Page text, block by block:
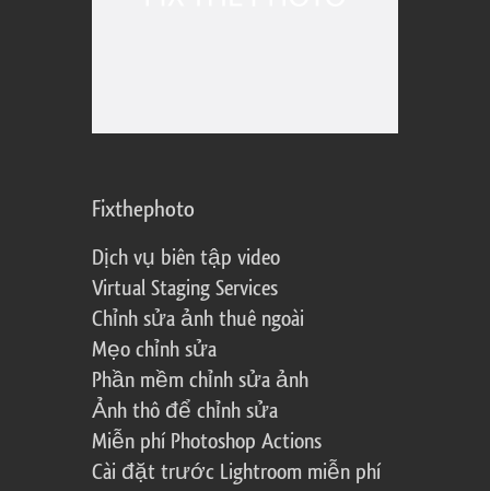
Fixthephoto
Dịch vụ biên tập video
Virtual Staging Services
Chỉnh sửa ảnh thuê ngoài
Mẹo chỉnh sửa
Phần mềm chỉnh sửa ảnh
Ảnh thô để chỉnh sửa
Miễn phí Photoshop Actions
Cài đặt trước Lightroom miễn phí